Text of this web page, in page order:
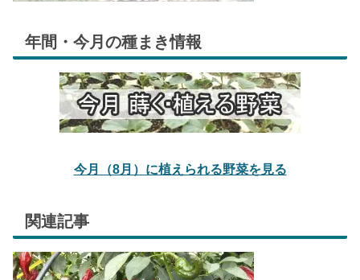
年間・今月の種まき情報
今月（8月）に植えられる野菜を見る
関連記事